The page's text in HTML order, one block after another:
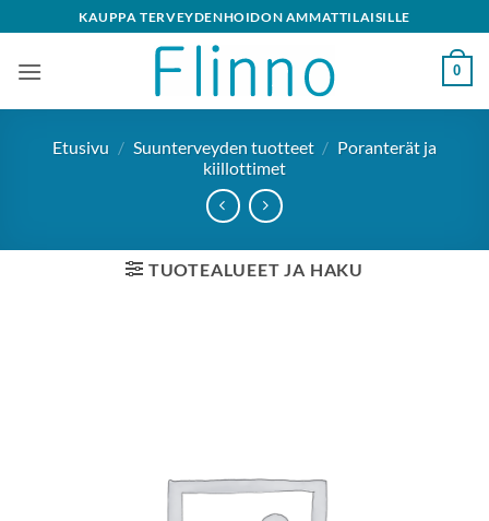
to
content
KAUPPA TERVEYDENHOIDON AMMATTILAISILLE
0
Etusivu / Suunterveyden tuotteet / Poranterät ja
kiillottimet
TUOTEALUEET JA HAKU